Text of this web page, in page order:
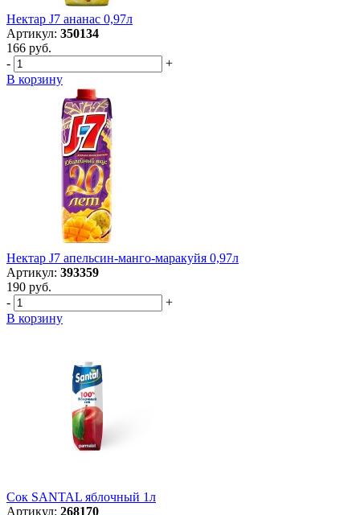
Нектар J7 ананас 0,97л
Артикул: 350134
166 руб.
-
+
В корзину
Нектар J7 апельсин-манго-маракуйя 0,97л
Артикул: 393359
190 руб.
-
+
В корзину
Сок SANTAL яблочный 1л
Артикул: 268170